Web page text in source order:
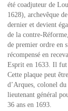
été coadjuteur de
1628), archevêque
dernier et devient
de la contre-
de premier ordre en
récompensé en
Esprit en 1633. Il fut
Cette plaque peut
d’Arques, colonel
lieutenant général
36 ans en 1693.